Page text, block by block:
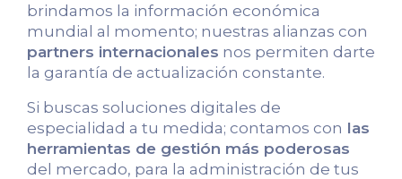
brindamos la información económica
mundial al momento; nuestras alianzas con
partners internacionales nos permiten darte
la garantía de actualización constante.
Si buscas soluciones digitales de
especialidad a tu medida; contamos con las
herramientas de gestión más poderosas
del mercado, para la administración de tus